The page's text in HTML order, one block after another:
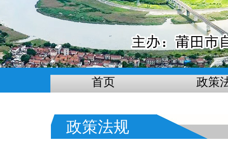
首页 政策
政策法规